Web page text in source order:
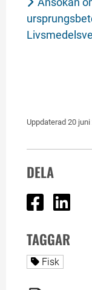
Uppdaterad 20 juni
DELA
Dela
TAGGAR
Alla sidor
Fisk